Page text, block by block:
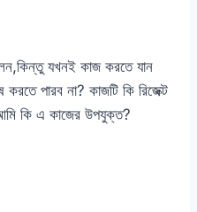
যখনই কাজ করতে যান
পারব না? কাজটি কি রিজেক্ট
কি এ কাজের উপযুক্ত?